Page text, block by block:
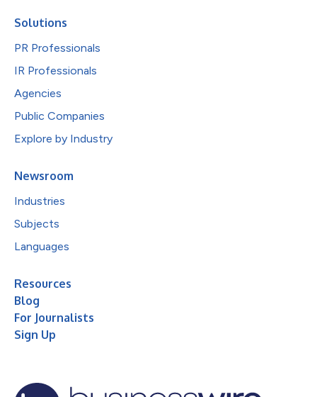
Solutions
PR Professionals
IR Professionals
Agencies
Public Companies
Explore by Industry
Newsroom
Industries
Subjects
Languages
Resources
Blog
For Journalists
Sign Up